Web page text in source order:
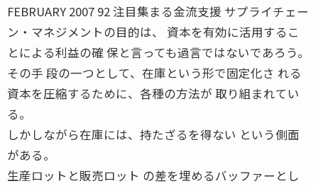
FEBRUARY 2007 92 注目集まる金流支援 サプライチェー
ン・マネジメントの目的は、 資本を有効に活用するこ
とによる利益の確 保と言っても過言ではないであろう。
その手 段の一つとして、在庫という形で固定化さ れる
資本を圧縮するために、各種の方法が 取り組まれてい
る。
しかしながら在庫には、持たざるを得ない という側面
がある。
生産ロットと販売ロット の差を埋めるバッファーとし